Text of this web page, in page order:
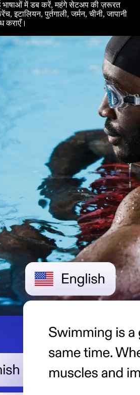
भाषाओं में डब करें, महंगे सेटअप की ज़रूरत
इटालियन, पुर्तगाली, जर्मन, चीनी, जापानी
कराएँ।